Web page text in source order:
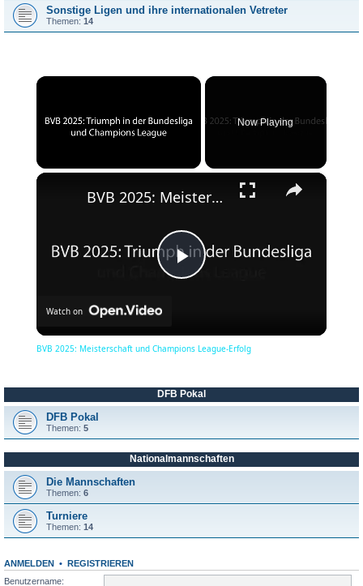
Sonstige Ligen und ihre internationalen Vetreter
Themen: 14
×
Now Playing
×
P
V
d
BVB 2025: Meisterschaft und Champions League-Erfolg
Watch on
BVB 2025: Meisterschaft und Champions League-Erfolg
DFB Pokal
DFB Pokal
Themen: 5
Nationalmannschaften
Die Mannschaften
Themen: 6
Turniere
Themen: 14
ANMELDEN •
REGISTRIEREN
Benutzername: